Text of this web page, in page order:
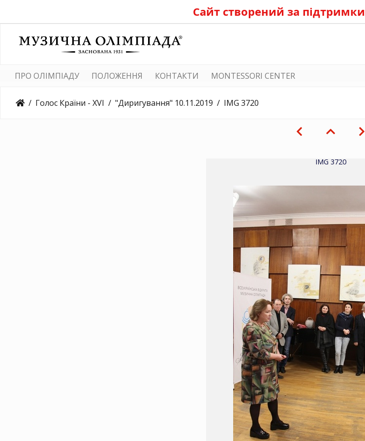
Сайт створений за підтримки
ПРО ОЛІМПІАДУ ПОЛОЖЕННЯ КОНТАКТИ MONTESSORI CENTER
Голос Країни - XVI "Диригування" 10.11.2019 IMG 3720
IMG 3720